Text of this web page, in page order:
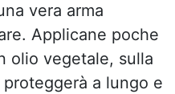
vera arma
Applicane poche
olio vegetale, sulla
a lungo e